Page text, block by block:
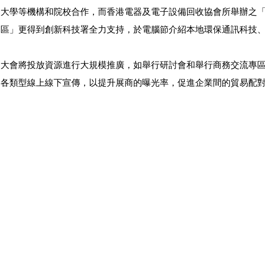
大學等機構和院校合作，而香港電器及電子設備回收協會所舉辦之
區」更得到創新科技署全力支持，於電腦節介紹本地環保通訊科技
大會將投放資源進行大規模推廣，如舉行研討會和舉行商務交流專
各類型線上線下宣傳，以提升展商的曝光率，促進企業間的貿易配對